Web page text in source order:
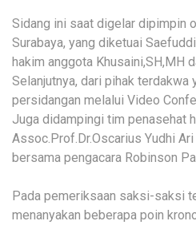
Sidang ini saat digelar dipimpin
Surabaya, yang diketuai
hakim anggota Khusaini,SH,MH
Selanjutnya, dari pihak terdakwa
persidangan melalui Video
Juga didampingi tim penasehat
Assoc.Prof.Dr.Oscarius Yudhi
bersama pengacara Robinson
Pada pemeriksaan saksi-saksi
menanyakan beberapa poin